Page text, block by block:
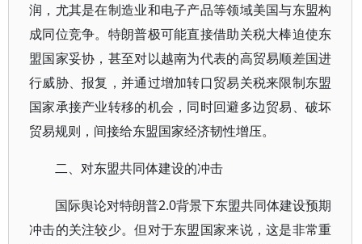
润，尤其是在制造业和电子产品等领域美国与东盟构
成同位竞争。特朗普极可能直接借助关税大棒迫使东
盟国家妥协，甚至对以越南为代表的高贸易顺差国进
行威胁、报复，并通过增加转口贸易关税来限制东盟
国家承接产业转移的机会，同时回避多边贸易、破坏
贸易规则，间接给东盟国家经济韧性增压。
二、对东盟共同体建设的冲击
国际舆论对特朗普2.0背景下东盟共同体建设预期
冲击的关注较少。但对于东盟国家来说，这是非常重